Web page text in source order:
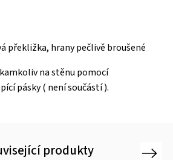
překližka, hrany pečlivě broušené
na stěnu pomocí
pásky ( není součástí ).
produkty Next